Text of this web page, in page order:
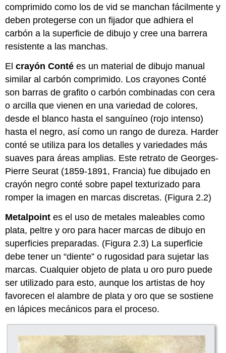
comprimido como los de vid se manchan fácilmente y
deben protegerse con un fijador que adhiera el
carbón a la superficie de dibujo y cree una barrera
resistente a las manchas.
Elcrayón Conté es un material de dibujo manual
similar al carbón comprimido. Los crayones Conté
son barras de grafito o carbón combinadas con cera
o arcilla que vienen en una variedad de colores,
desde el blanco hasta el sanguíneo (rojo intenso)
hasta el negro, así como un rango de dureza. Harder
conté se utiliza para los detalles y variedades más
suaves para áreas amplias. Este retrato de Georges-
Pierre Seurat (1859-1891, Francia) fue dibujado en
crayón negro conté sobre papel texturizado para
romper la imagen en marcas discretas. (Figura 2.2)
Metalpoint es el uso de metales maleables como
plata, peltre y oro para hacer marcas de dibujo en
superficies preparadas. (Figura 2.3) La superficie
debe tener un “diente” o rugosidad para sujetar las
marcas. Cualquier objeto de plata u oro puro puede
ser utilizado para esto, aunque los artistas de hoy
favorecen el alambre de plata y oro que se sostiene
en lápices mecánicos para el proceso.